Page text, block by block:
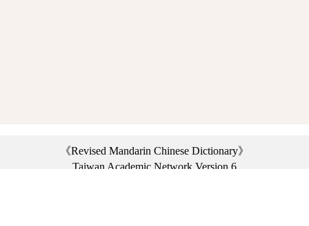
《Revised Mandarin Chinese Dictionary》
Taiwan Academic Network Version 6